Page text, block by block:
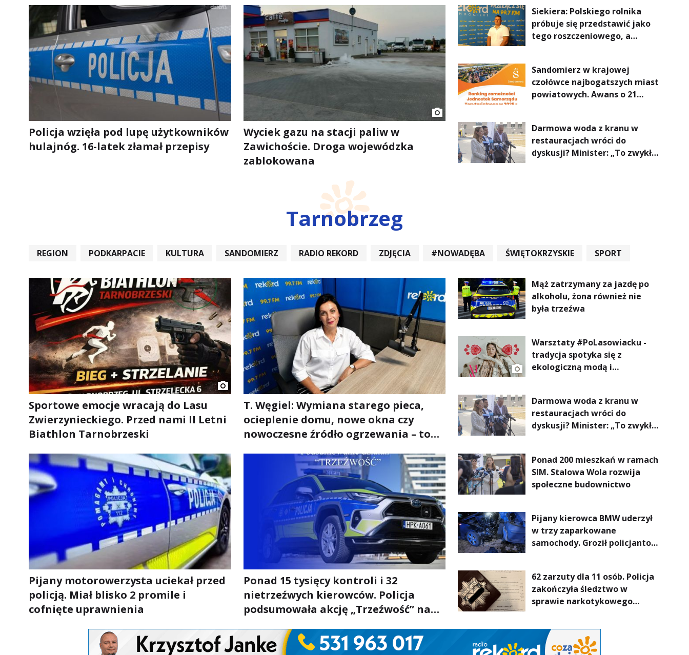
Policja wzięła pod lupę użytkowników
hulajnóg. 16-latek złamał przepisy
Wyciek gazu na stacji paliw w
Zawichoście. Droga wojewódzka
zablokowana
Siekiera: Polskiego rolnika
próbuje się przedstawić jako
tego roszczeniowego, a
Sandomierz w krajowej
czołówce najbogatszych miast
powiatowych. Awans o 21
Darmowa woda z kranu w
restauracjach wróci do
dyskusji? Minister: „To zwykła
Tarnobrzeg
REGION PODKARPACIE KULTURA SANDOMIERZ RADIO REKORD ZDJĘCIA #NOWADĘBA ŚWIĘTOKRZYSKIE
SPORT
Sportowe emocje wracają do Lasu
Zwierzynieckiego. Przed nami II Letni
Biathlon Tarnobrzeski
T. Węgiel: Wymiana starego pieca,
ocieplenie domu, nowe okna czy
nowoczesne źródło ogrzewania – to
komfort życia i... czystsze powietrze
Pijany motorowerzysta uciekał przed
policją. Miał blisko 2 promile i
cofnięte uprawnienia
Ponad 15 tysięcy kontroli i 32
nietrzeźwych kierowców. Policja
podsumowała akcję „Trzeźwość” na
Mąż zatrzymany za jazdę po
alkoholu, żona również nie
była trzeźwa
Warsztaty #PoLasowiacku -
tradycja spotyka się z
ekologiczną modą i
Darmowa woda z kranu w
restauracjach wróci do
dyskusji? Minister: „To zwykła
Ponad 200 mieszkań w ramach
SIM. Stalowa Wola rozwija
społeczne budownictwo
Pijany kierowca BMW uderzył
w trzy zaparkowane
samochody. Groził policjantom
62 zarzuty dla 11 osób. Policja
zakończyła śledztwo w
sprawie narkotykowego